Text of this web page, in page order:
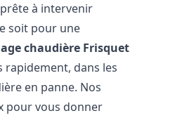
à intervenir
soit pour une
chaudière Frisquet
dans les
en panne. Nos
pour vous donner